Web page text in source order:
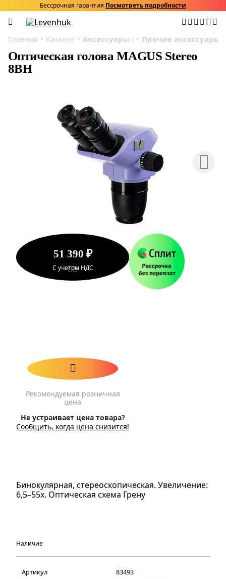
Бессрочная гарантия Посмотреть подробности
Главная Каталог Аксессуары Прочие аксессуары
Оптическая голова MAGUS Stereo
8BH
51 390 ₽
С учетом НДС
Рекомендуемая розничная
цена
Не устраивает цена товара?
Сообщить, когда цена снизится!
Бинокулярная, стереоскопическая. Увеличение:
6,5–55х. Оптическая схема Грену
Наличие
Артикул
83493